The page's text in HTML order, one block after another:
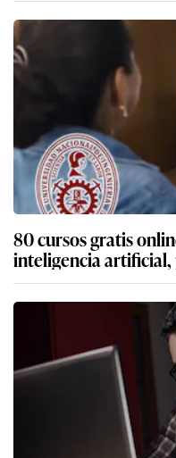
80 cursos gratis
inteligencia